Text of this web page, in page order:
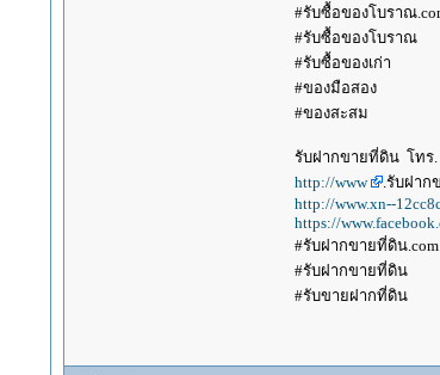
#รับซื้อของโบราณ
#รับซื้อของโบราณ
#รับซื้อของเก่า
#ของมือสอง
#ของสะสม
รับฝากขายที่ดิน โทร.
http://www
.รับฝาก
http://www.xn--
https://
#รับฝากขายที่ดิน.com
#รับฝากขายที่ดิน
#รับขายฝากที่ดิน